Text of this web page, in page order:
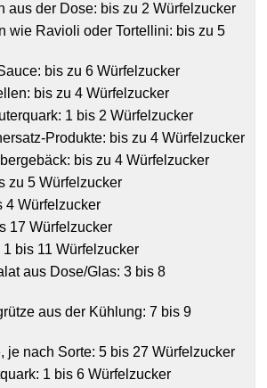
aus der Dose: bis zu 2 Würfelzucker
wie Ravioli oder Tortellini: bis zu 5
bis zu 6 Würfelzucker
bis zu 4 Würfelzucker
1 bis 2 Würfelzucker
Produkte: bis zu 4 Würfelzucker
bis zu 4 Würfelzucker
zu 5 Würfelzucker
4 Würfelzucker
17 Würfelzucker
bis 11 Würfelzucker
aus Dose/Glas: 3 bis 8
aus der Kühlung: 7 bis 9
je nach Sorte: 5 bis 27 Würfelzucker
1 bis 6 Würfelzucker